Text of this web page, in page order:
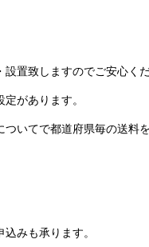
置致しますのでご安心くだ
があります。
ついてで都道府県毎の送料
みも承ります。